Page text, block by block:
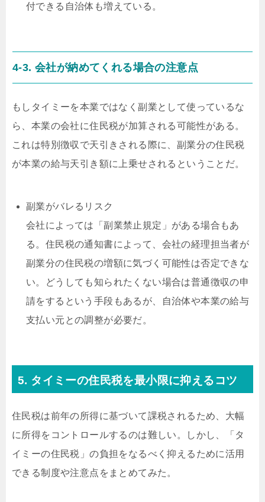
付できる自治体も増えている。
4-3. 会社が納めてくれる場合の注意点
もしタイミーを本業ではなく副業として使っているな
ら、本業の会社に住民税が加算される可能性がある。
これは特別徴収で天引きされる際に、副業分の住民税
が本業の給与天引き額に上乗せされるということだ。
副業がバレるリスク
会社によっては「副業禁止規定」がある場合もあ
る。住民税の通知書によって、会社の経理担当者が
副業分の住民税の増額に気づく可能性は否定できな
い。どうしても知られたくない場合は普通徴収の申
請をするという手段もあるが、自治体や本業の給与
支払い元との調整が必要だ。
5. タイミーの住民税を最小限に抑えるコツ
住民税は前年の所得に基づいて課税されるため、大幅
に所得をコントロールするのは難しい。しかし、「タ
イミーの住民税」の負担をなるべく抑えるために活用
できる制度や注意点をまとめてみた。